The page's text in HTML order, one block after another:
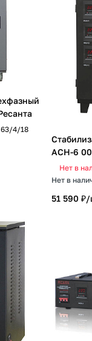
63/4/18
АСН-6
Нет в
Нет в
51 590 ₽/